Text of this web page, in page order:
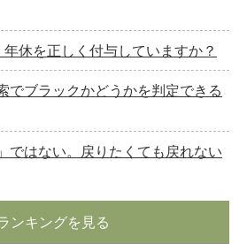
休を正しく付与していますか？
でブラックかどうかを判定できる
ではない。戻りたくても戻れない
ンキングを見る